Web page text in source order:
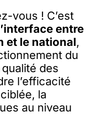
vous ! C’est
entre
et le national,
du
des
l’efficacité
la
au niveau